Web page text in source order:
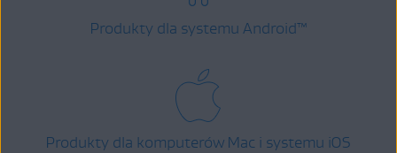
Produkty dla systemu Android™
Produkty dla komputerów Mac i systemu iOS